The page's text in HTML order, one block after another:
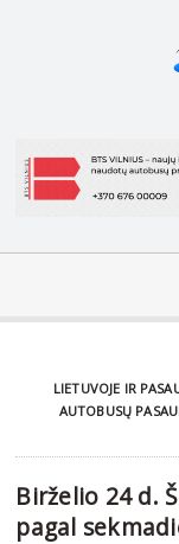
LIETUVOJE IR
AUTOBUSŲ
Birželio 24 d.
pagal